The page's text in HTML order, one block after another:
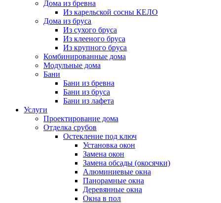
Дома из бревна
Из карельской сосны КЕЛО
Дома из бруса
Из сухого бруса
Из клееного бруса
Из крупного бруса
Комбинированные дома
Модульные дома
Бани
Бани из бревна
Бани из бруса
Бани из лафета
Услуги
Проектирование дома
Отделка срубов
Остекление под ключ
Установка окон
Замена окон
Замена обсады (окосячки)
Алюминиевые окна
Панорамные окна
Деревянные окна
Окна в пол